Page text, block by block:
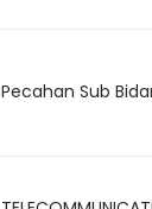
Pecahan Sub